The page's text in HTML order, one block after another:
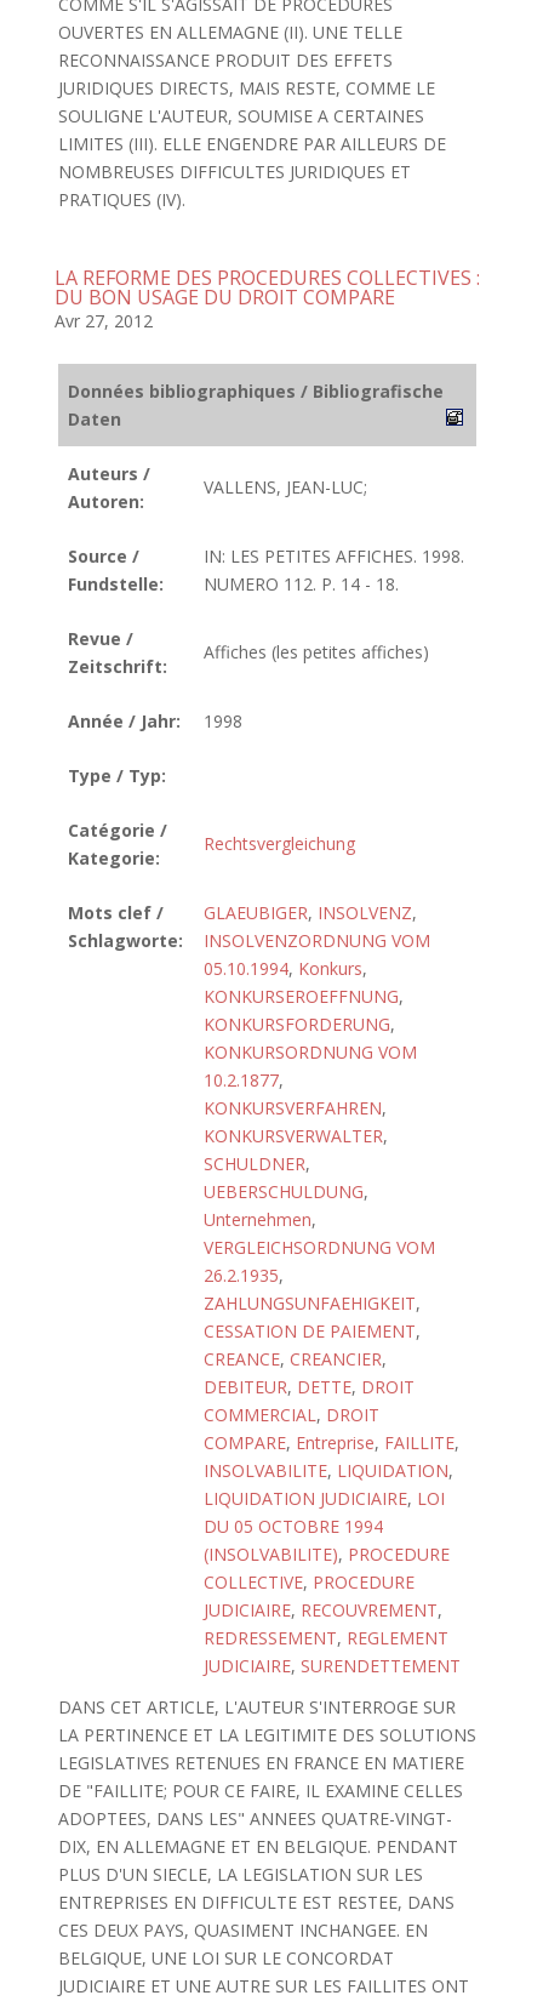
OUVERTES EN ALLEMAGNE (II). UNE TELLE
RECONNAISSANCE PRODUIT DES EFFETS
JURIDIQUES DIRECTS, MAIS RESTE, COMME LE
SOULIGNE L'AUTEUR, SOUMISE A CERTAINES
LIMITES (III). ELLE ENGENDRE PAR AILLEURS DE
NOMBREUSES DIFFICULTES JURIDIQUES ET
PRATIQUES (IV).
LA REFORME DES PROCEDURES COLLECTIVES :
DU BON USAGE DU DROIT COMPARE
Avr 27, 2012
Données bibliographiques / Bibliografische
Daten
Auteurs /
Autoren:
VALLENS, JEAN-LUC;
Source /
Fundstelle:
IN: LES PETITES AFFICHES. 1998.
NUMERO 112. P. 14 - 18.
Revue /
Zeitschrift:
Affiches (les petites affiches)
Année / Jahr: 1998
Type / Typ:
Catégorie /
Kategorie:
Rechtsvergleichung
Mots clef /
Schlagworte:
GLAEUBIGER, INSOLVENZ,
INSOLVENZORDNUNG VOM
05.10.1994, Konkurs,
KONKURSEROEFFNUNG,
KONKURSFORDERUNG,
KONKURSORDNUNG VOM
10.2.1877,
KONKURSVERFAHREN,
KONKURSVERWALTER,
SCHULDNER,
UEBERSCHULDUNG,
Unternehmen,
VERGLEICHSORDNUNG VOM
26.2.1935,
ZAHLUNGSUNFAEHIGKEIT,
CESSATION DE PAIEMENT,
CREANCE, CREANCIER,
DEBITEUR, DETTE, DROIT
COMMERCIAL, DROIT
COMPARE, Entreprise, FAILLITE,
INSOLVABILITE, LIQUIDATION,
LIQUIDATION JUDICIAIRE, LOI
DU 05 OCTOBRE 1994
(INSOLVABILITE), PROCEDURE
COLLECTIVE, PROCEDURE
JUDICIAIRE, RECOUVREMENT,
REDRESSEMENT, REGLEMENT
JUDICIAIRE, SURENDETTEMENT
DANS CET ARTICLE, L'AUTEUR S'INTERROGE SUR
LA PERTINENCE ET LA LEGITIMITE DES SOLUTIONS
LEGISLATIVES RETENUES EN FRANCE EN MATIERE
DE "FAILLITE; POUR CE FAIRE, IL EXAMINE CELLES
ADOPTEES, DANS LES" ANNEES QUATRE-VINGT-
DIX, EN ALLEMAGNE ET EN BELGIQUE. PENDANT
PLUS D'UN SIECLE, LA LEGISLATION SUR LES
ENTREPRISES EN DIFFICULTE EST RESTEE, DANS
CES DEUX PAYS, QUASIMENT INCHANGEE. EN
BELGIQUE, UNE LOI SUR LE CONCORDAT
JUDICIAIRE ET UNE AUTRE SUR LES FAILLITES ONT